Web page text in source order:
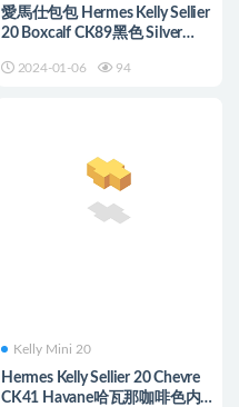
愛馬仕包包 Hermes Kelly Sellier
20 Boxcalf CK89黑色 Silver
2024-01-06 94
Kelly Mini 20
Hermes Kelly Sellier 20 Chevre
CK41 Havane哈瓦那咖啡色内拼